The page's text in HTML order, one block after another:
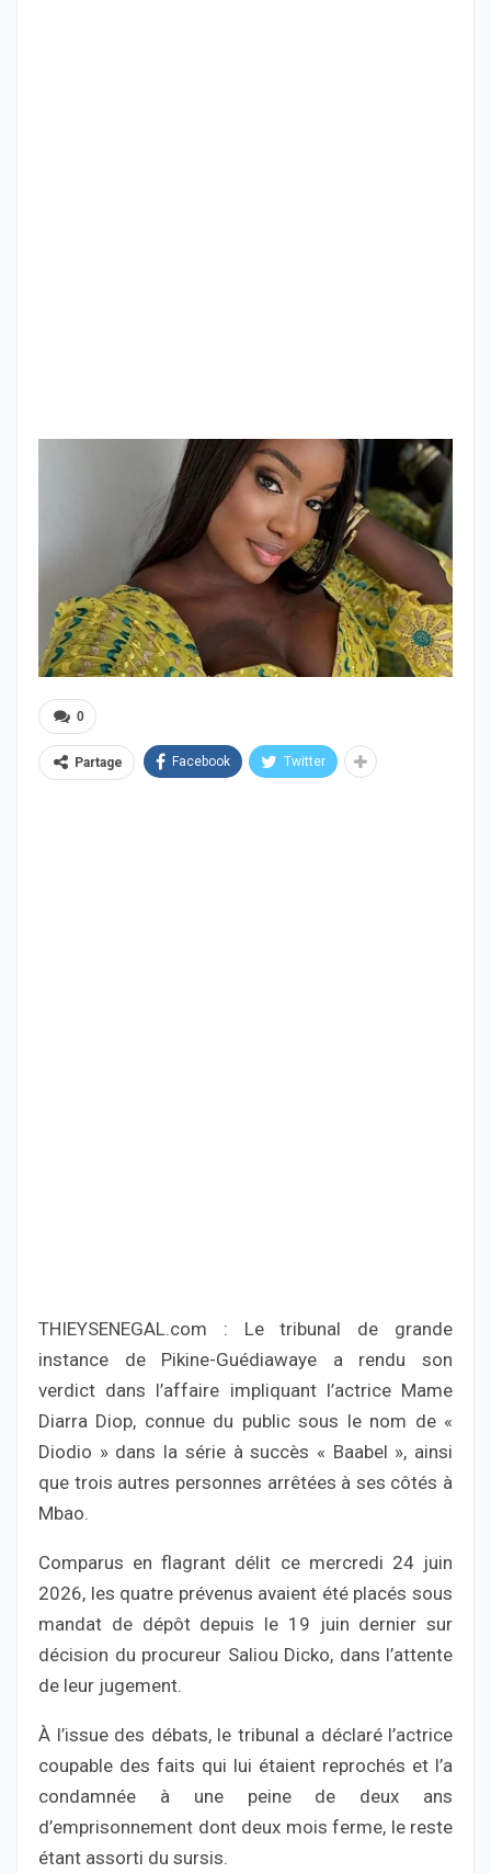
0
Partage Facebook Twitter
THIEYSENEGAL.com : Le tribunal de grande
instance de Pikine-Guédiawaye a rendu son
verdict dans l’affaire impliquant l’actrice Mame
Diarra Diop, connue du public sous le nom de «
Diodio » dans la série à succès « Baabel », ainsi
que trois autres personnes arrêtées à ses côtés à
Mbao.
Comparus en flagrant délit ce mercredi 24 juin
2026, les quatre prévenus avaient été placés sous
mandat de dépôt depuis le 19 juin dernier sur
décision du procureur Saliou Dicko, dans l’attente
de leur jugement.
À l’issue des débats, le tribunal a déclaré l’actrice
coupable des faits qui lui étaient reprochés et l’a
condamnée à une peine de deux ans
d’emprisonnement dont deux mois ferme, le reste
étant assorti du sursis.